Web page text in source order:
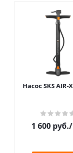
Насос SKS AIR-
1 600 руб.